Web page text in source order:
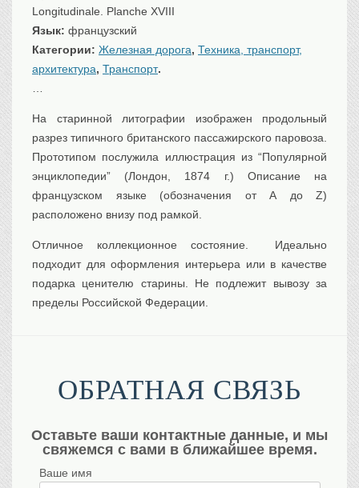
История моды. Униформа
Гражданская мода
Униформа
Охота. Флора. Фауна
Флора
Охота
Рыбы, рыбалка
Техника, транспорт, архитектура
Транспорт
Флот, кораблестроение
Связь
Букинистика
Выставочные экспонаты XVI-XIXв.
Разное
Longitudinale. Planche XVIII
Язык: французский
Категории: Железная дорога, Техника, транспорт,
архитектура, Транспорт.
На старинной литографии изображен продольный
разрез типичного британского пассажирского паровоза.
Прототипом послужила иллюстрация из “Популярной
энциклопедии” (Лондон, 1874 г.) Описание на
французском языке (обозначения от А до Z)
расположено внизу под рамкой.
Отличное коллекционное состояние. Идеально
подходит для оформления интерьера или в качестве
подарка ценителю старины. Не подлежит вывозу за
пределы Российской Федерации.
ОБРАТНАЯ СВЯЗЬ
Оставьте ваши контактные данные, и мы
свяжемся с вами в ближайшее время.
Ваше имя